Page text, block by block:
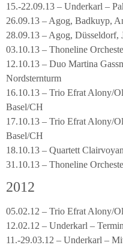
15.-22.09.13 – Underkarl –
26.09.13 – Agog, Badkuyp,
28.09.13 – Agog, Düsseldorf,
03.10.13 – Thoneline
12.10.13 – Duo Martina
Nordsternturm
16.10.13 – Trio Efrat Alony/
Basel/CH
17.10.13 – Trio Efrat Alony/
Basel/CH
18.10.13 – Quartett
31.10.13 – Thoneline
2012
05.02.12 – Trio Efrat Alony/
12.02.12 – Underkarl –
11.-29.03.12 – Underkarl –